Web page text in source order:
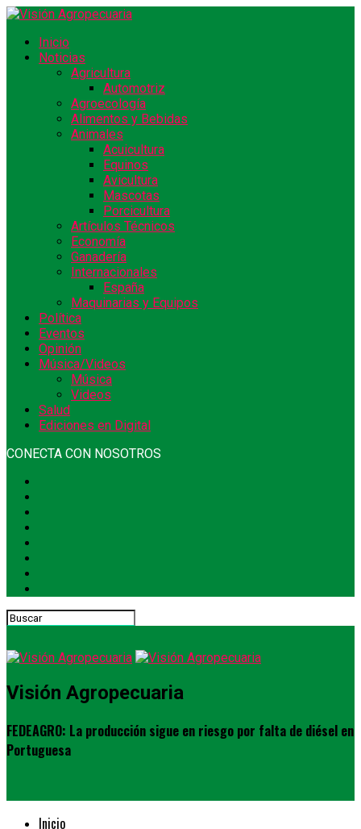
Inicio
Noticias
Agricultura
Automotriz
Agroecología
Alimentos y Bebidas
Animales
Acuicultura
Equinos
Avicultura
Mascotas
Porcicultura
Artículos Técnicos
Economía
Ganadería
Internacionales
España
Maquinarias y Equipos
Política
Eventos
Opinión
Música/Videos
Música
Videos
Salud
Ediciones en Digital
CONECTA CON NOSOTROS
Visión Agropecuaria
FEDEAGRO: La producción sigue en riesgo por falta de diésel en
Portuguesa
Inicio